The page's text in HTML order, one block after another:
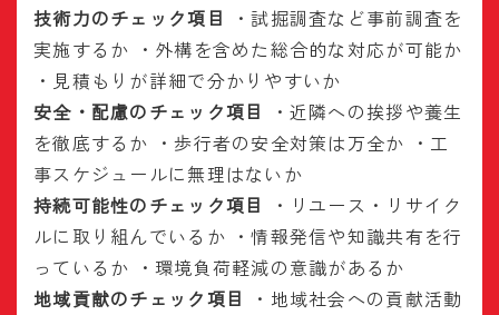
技術力のチェック項目
・試掘調査など事前調査を
実施するか ・外構を含めた総合的な対応が可能か
・見積もりが詳細で分かりやすいか
安全・配慮のチェック項目
・近隣への挨拶や養生
を徹底するか ・歩行者の安全対策は万全か ・工
事スケジュールに無理はないか
持続可能性のチェック項目
・リユース・リサイク
ルに取り組んでいるか ・情報発信や知識共有を行
っているか ・環境負荷軽減の意識があるか
地域貢献のチェック項目
・地域社会への貢献活動